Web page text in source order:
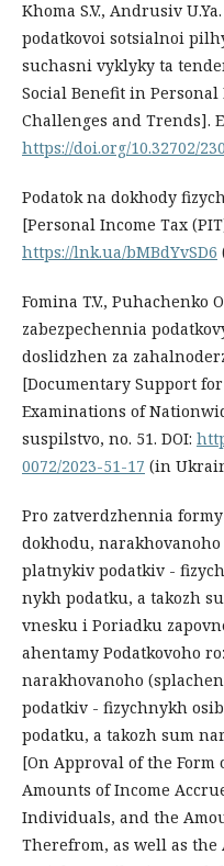
Khoma S.V., Andrusiv
podatkovoi sotsialnoi
suchasni vyklyky ta
Social Benefit in
Challenges and Trends].
https://doi.org/10.32702/
Podatok na dokhody
[Personal Income Tax
https://lnk.ua/bMBdYvSD6
Fomina T.V., Puhachenko
zabezpechennia
doslidzhen za
[Documentary Support
Examinations of
suspilstvo, no. 51. DOI:
0072/2023-51-17 (in
Pro zatverdzhennia
dokhodu,
platnykiv podatkiv -
nykh podatku, a takozh
vnesku i Poriadku
ahentamy Podatkovoho
narakhovanoho
podatkiv - fizychnykh
podatku, a takozh sum
[On Approval of the Form
Amounts of Income
Individuals, and the
Therefrom, as well as